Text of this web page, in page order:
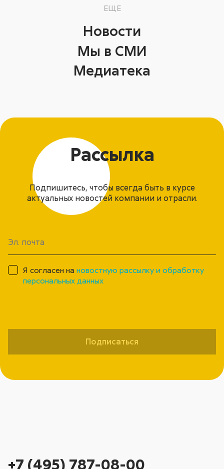
ЕЩЕ
Новости
Мы в СМИ
Медиатека
Рассылка
Подпишитесь, чтобы всегда быть в курсе
актуальных новостей компании и отрасли.
Я согласен нановостную рассылку и обработку
персональных данных
Подписаться
+7 (495) 787-08-00